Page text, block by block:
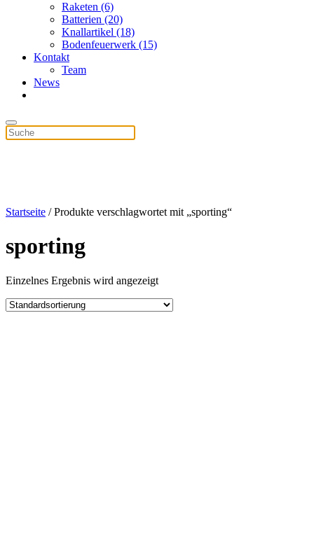
Raketen (6)
Batterien (20)
Knallartikel (18)
Bodenfeuerwerk (15)
Kontakt
Team
News
Startseite / Produkte verschlagwortet mit „sporting“
sporting
Einzelnes Ergebnis wird angezeigt